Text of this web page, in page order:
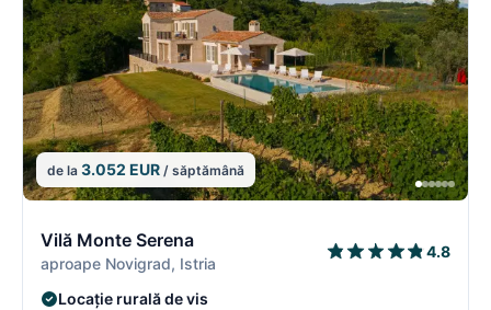
de la 3.052 EUR / săptămână
Vilă Monte Serena
aproape Novigrad, Istria
4.8
Locație rurală de vis